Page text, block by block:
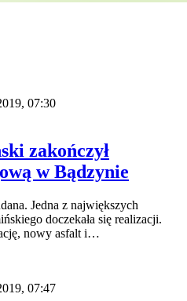
07:30
zakończył
w Bądzynie
Jedna z największych
doczekała się realizacji.
nowy asfalt i…
07:47